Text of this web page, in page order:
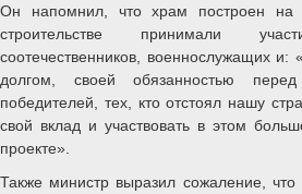
Он напомнил, что храм построен на
строительстве принимали
соотечественников, военнослужащих и:
долгом, своей обязанностью
победителей, тех, кто отстоял нашу
свой вклад и участвовать в этом
проекте».
Также министр выразил сожаление,